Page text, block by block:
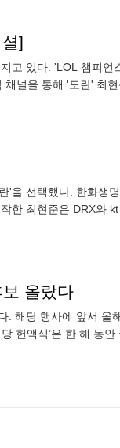
]
고 있다. 'LOL 챔피언
널을 통해 '도란' 최현
'을 선택했다. 한화생
한 최현준은 DRX와 kt
올랐다
. 해당 행사에 앞서 올
헌액식’은 한 해 동